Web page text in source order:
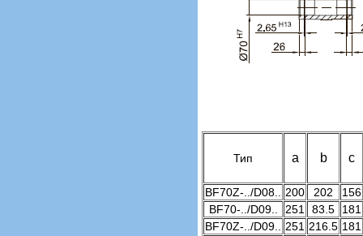
Тип a b c
BF70Z-../D08.. 200 202
156
BF70-../D09..
251 83.5
181
BF70Z-../D09.. 251 216.5 181